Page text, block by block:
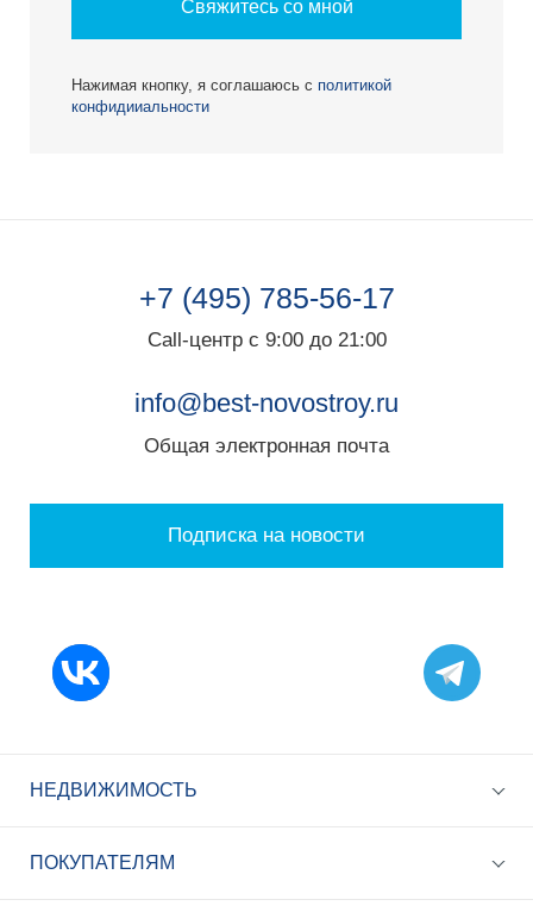
Свяжитесь со мной
Нажимая кнопку, я соглашаюсь с политикой
конфидииальности
+7 (495) 785-56-17
Call-центр с 9:00 до 21:00
info@best-novostroy.ru
Общая электронная почта
Подписка на новости
НЕДВИЖИМОСТЬ
ПОКУПАТЕЛЯМ